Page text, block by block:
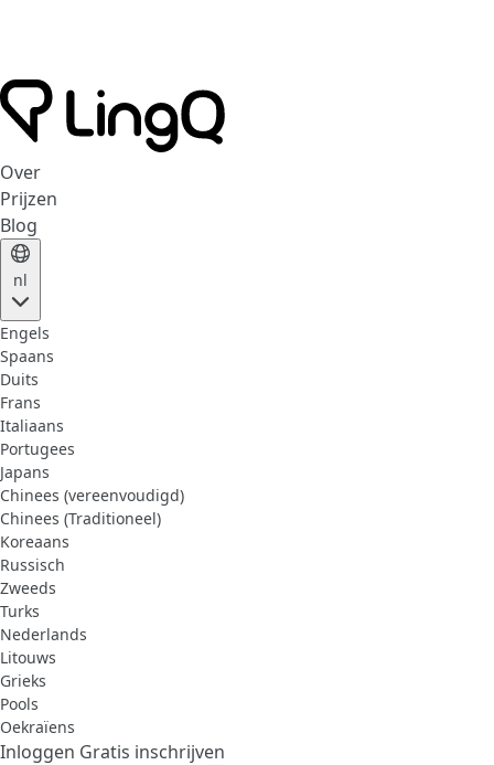
Over
Prijzen
Blog
nl
Engels
Spaans
Duits
Frans
Italiaans
Portugees
Japans
Chinees (vereenvoudigd)
Chinees (Traditioneel)
Koreaans
Russisch
Zweeds
Turks
Nederlands
Litouws
Grieks
Pools
Oekraïens
Inloggen Gratis inschrijven